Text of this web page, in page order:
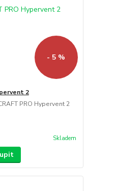
- 5 %
2
PRO Hypervent 2
Skladem